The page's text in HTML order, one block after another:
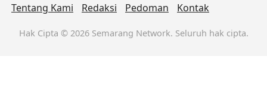
Tentang Kami Redaksi Pedoman Kontak
Hak Cipta © 2026 Semarang Network. Seluruh hak cipta.